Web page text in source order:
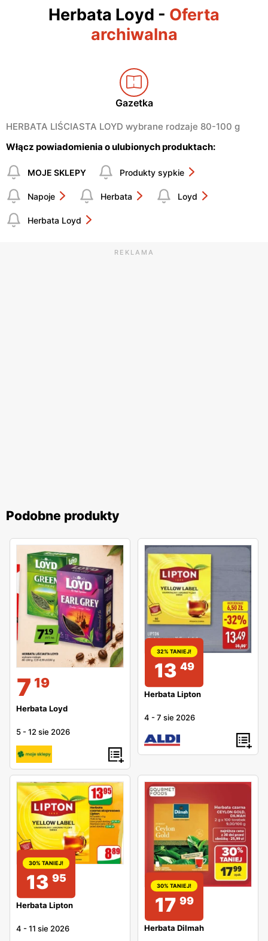
Herbata Loyd - Oferta
archiwalna
Gazetka
HERBATA LIŚCIASTA LOYD wybrane rodzaje 80-100 g
Włącz powiadomienia o ulubionych produktach:
MOJE SKLEPY Produkty sypkie
Napoje Herbata Loyd
Herbata Loyd
REKLAMA
Podobne produkty
7 19
Herbata Loyd
5 -12 sie 2026
32% TANIEJ!
13 49
Herbata Lipton
4 -7 sie 2026
30% TANIEJ!
13 95
Herbata Lipton
4 -11 sie 2026
30% TANIEJ!
17 99
Herbata Dilmah